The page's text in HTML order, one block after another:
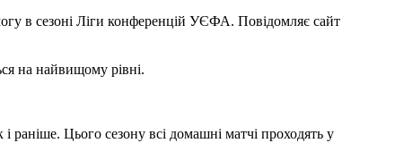
в сезоні Ліги конференцій УЄФА. Повідомляє сайт
на найвищому рівні.
Цього сезону всі домашні матчі проходять у